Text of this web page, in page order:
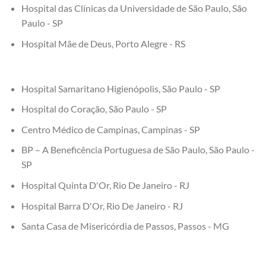
Hospital das Clínicas da Universidade de São Paulo, São
Paulo - SP
Hospital Mãe de Deus, Porto Alegre - RS
Hospital Samaritano Higienópolis, São Paulo - SP
Hospital do Coração, São Paulo - SP
Centro Médico de Campinas, Campinas - SP
BP – A Beneficência Portuguesa de São Paulo, São Paulo -
SP
Hospital Quinta D'Or, Rio De Janeiro - RJ
Hospital Barra D'Or, Rio De Janeiro - RJ
Santa Casa de Misericórdia de Passos, Passos - MG